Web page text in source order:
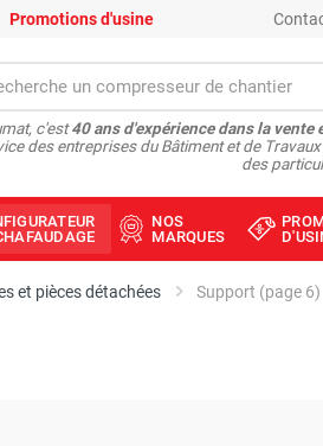
Promotions d'usine
c'est40 ans d'expérience dans la
des entreprises du Bâtiment et de
des
NOS
MARQUES
et pièces détachées Support (page 6)